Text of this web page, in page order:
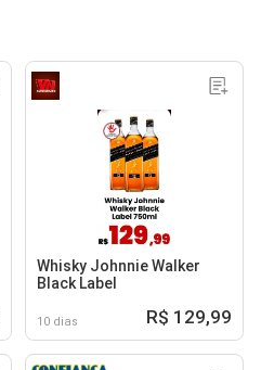
Whisky Johnnie Walker
Black Label
10 dias R$ 129,99